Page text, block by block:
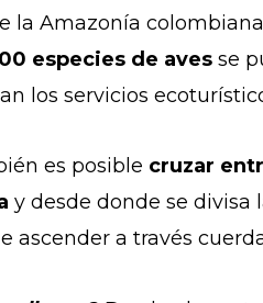
la Amazonía
especies de aves se
los servicios
es posible cruzar
y desde donde se divisa
ascender a través